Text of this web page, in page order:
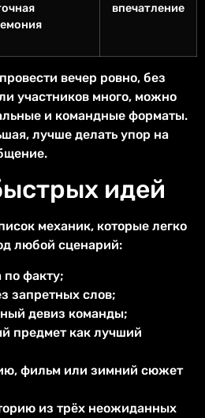
впечатление
вечер ровно, без
участников много, можно
и командные форматы.
лучше делать упор на
идей
механик, которые легко
любой сценарий:
по факту;
запретных слов;
девиз команды;
предмет как лучший
фильм или зимний сюжет
из трёх неожиданных